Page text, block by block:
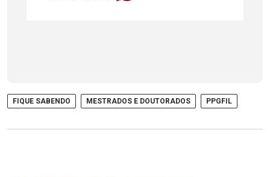
FIQUE SABENDO MESTRADOS E DOUTORADOS PPGFIL